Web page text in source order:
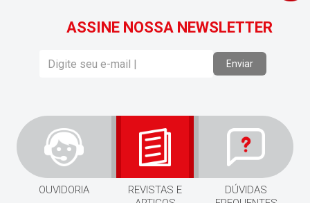
ASSINE NOSSA NEWSLETTER
Enviar
OUVIDORIA
REVISTAS E
DÚVIDAS